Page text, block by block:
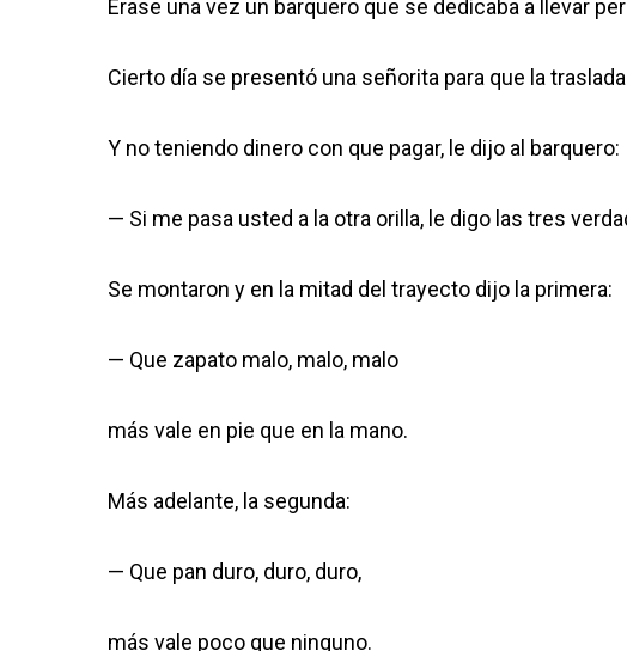
Érase una vez un barquero que se dedicaba a llevar
Cierto día se presentó una señorita para que la
Y no teniendo dinero con que pagar, le dijo al barquero:
— Si me pasa usted a la otra orilla, le digo las tres
Se montaron y en la mitad del trayecto dijo la primera:
— Que zapato malo, malo, malo
más vale en pie que en la mano.
Más adelante, la segunda:
— Que pan duro, duro, duro,
más vale poco que ninguno.